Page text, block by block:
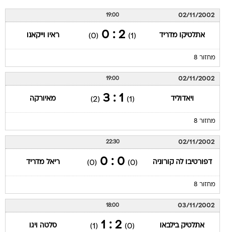
02/11/2002
19:00
אתלטיקו מדריד (1)
2 : 0
(0) ראיו וייקאנו
מחזור 8
02/11/2002
19:00
ויאדוליד (1)
1 : 3
(2) מאיורקה
מחזור 8
02/11/2002
22:30
דפורטיבו לה קורוניה (0)
0 : 0
(0) ריאל מדריד
מחזור 8
03/11/2002
18:00
אתלטיק בילבאו (0)
2 : 1
(1) סלטה ויגו